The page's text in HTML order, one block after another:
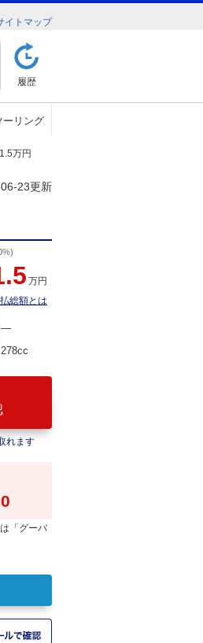
イトマップ
履歴
ーリング
万円
23更新
万円
総額とは
―
278cc
れます
「グーバ